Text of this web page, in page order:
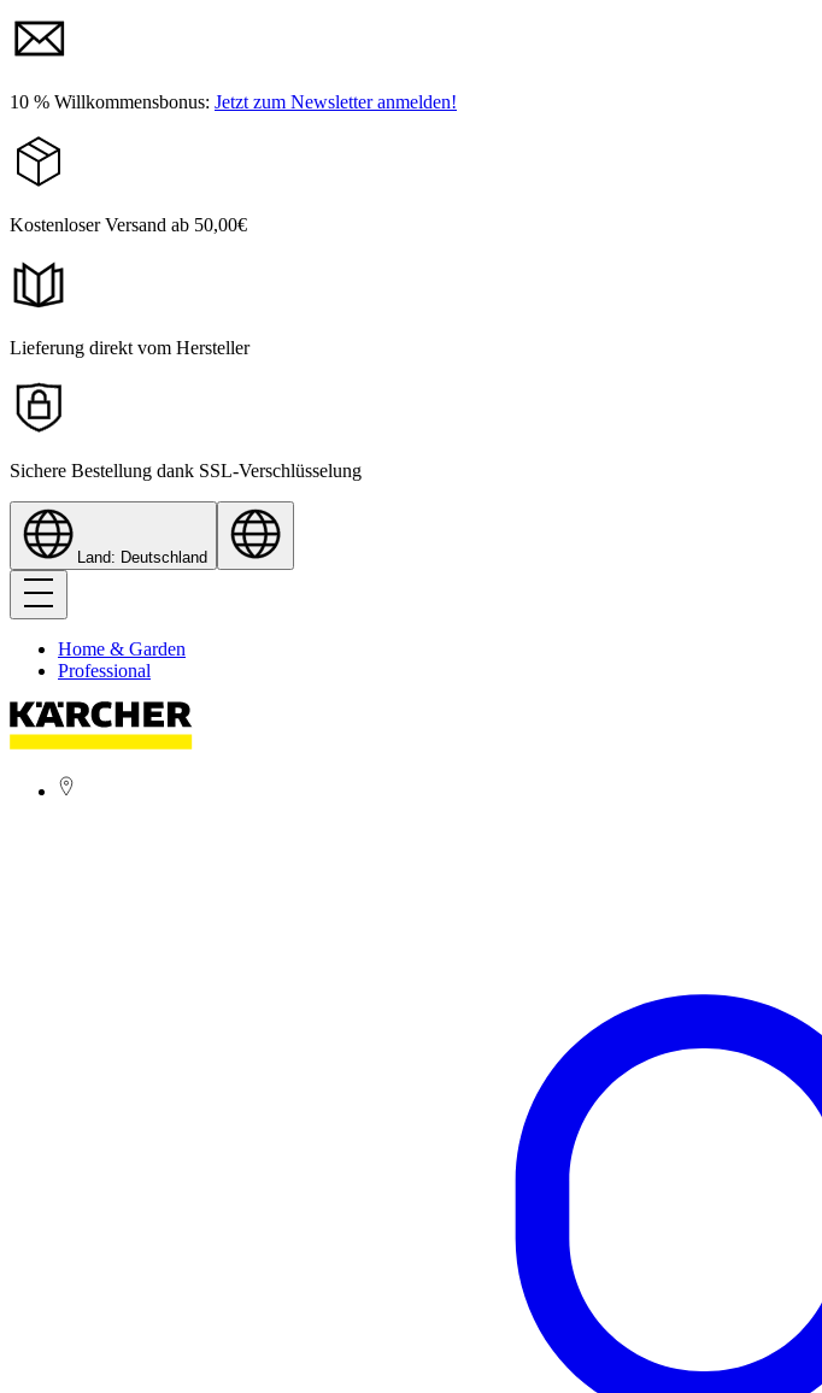
10 % Willkommensbonus: Jetzt zum Newsletter anmelden!
Kostenloser Versand ab 50,00€
Lieferung direkt vom Hersteller
Sichere Bestellung dank SSL-Verschlüsselung
Land: Deutschland
Home & Garden
Professional